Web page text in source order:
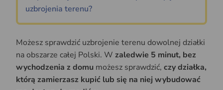
uzbrojenia terenu?
Możesz sprawdzić uzbrojenie terenu dowolnej działki
na obszarze całej Polski. W zaledwie 5 minut, bez
wychodzenia z domu możesz sprawdzić, czy działka,
którą zamierzasz kupić lub się na niej wybudować